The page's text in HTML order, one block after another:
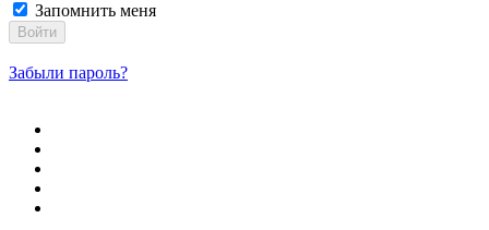
Запомнить меня
Войти
Забыли пароль?